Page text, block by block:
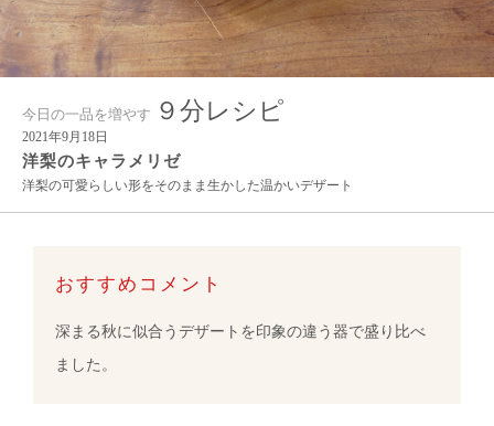
今日の一品を増やす ９分レシピ
2021年9月18日
洋梨のキャラメリゼ
洋梨の可愛らしい形をそのまま生かした温かいデザート
おすすめコメント
深まる秋に似合うデザートを印象の違う器で盛り比べ
ました。